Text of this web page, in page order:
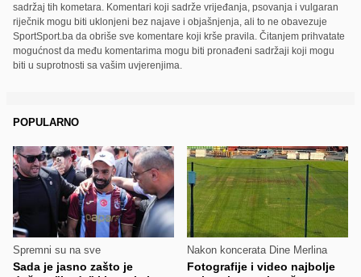
sadržaj tih kometara. Komentari koji sadrže vrijeđanja, psovanja i vulgaran
riječnik mogu biti uklonjeni bez najave i objašnjenja, ali to ne obavezuje
SportSport.ba da obriše sve komentare koji krše pravila. Čitanjem prihvatate
mogućnost da među komentarima mogu biti pronađeni sadržaji koji mogu
biti u suprotnosti sa vašim uvjerenjima.
POPULARNO
Spremni su na sve
Sada je jasno zašto je
Nakon koncerata Dine Merlina
Fotografije i video najbolje